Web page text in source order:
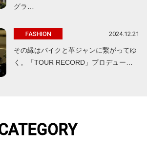
グラ…
FASHION 2024.12.21
その縁はバイクと革ジャンに繋がってゆ
く。「TOUR RECORD」プロデュー…